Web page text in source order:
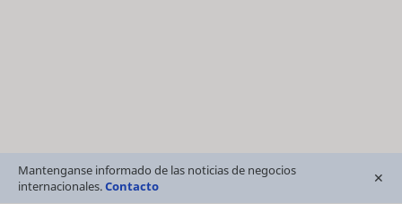
Mantenganse informado de las noticias de negocios
internacionales.Contacto